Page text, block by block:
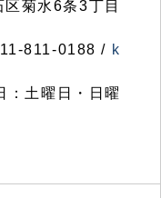
菊水6条3丁目
811-0188 / k
土曜日・日曜